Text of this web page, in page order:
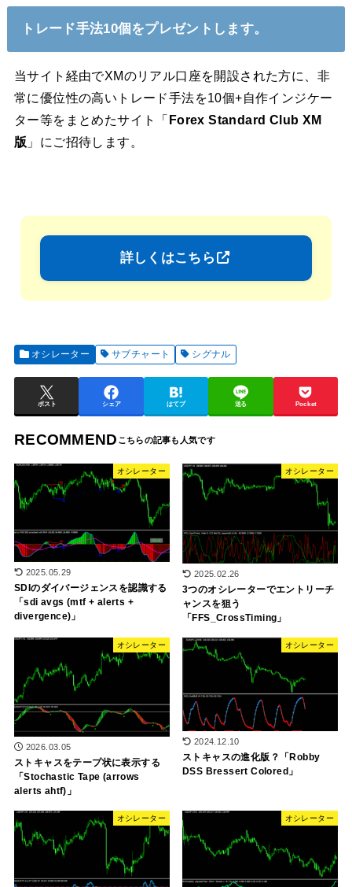
トレード手法10個をプレゼントします。
当サイト経由でXMのリアル口座を開設された方に、非
常に優位性の高いトレード手法を10個+自作インジケー
ター等をまとめたサイト「 Forex Standard Club XM
版 」にご招待します。
詳しくはこちら
オシレーター サブチャート シグナル
ポスト シェア はてブ 送る Pocket
RECOMMEND
オシレーター
2025.05.29
SDIのダイバージェンスを認識する
「sdi avgs (mtf + alerts +
divergence)」
オシレーター
2025.02.26
3つのオシレーターでエントリーチ
ャンスを狙う
「FFS_CrossTiming」
オシレーター
2026.03.05
ストキャスをテープ状に表示する
「Stochastic Tape (arrows
alerts ahtf)」
オシレーター
2024.12.10
ストキャスの進化版？「Robby
DSS Bressert Colored」
オシレーター オシレーター